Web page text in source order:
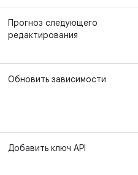
Прогноз следующего
редактирования
Обновить зависимости
Добавить ключ API